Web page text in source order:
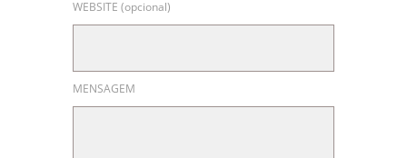
WEBSITE (opcional)
MENSAGEM